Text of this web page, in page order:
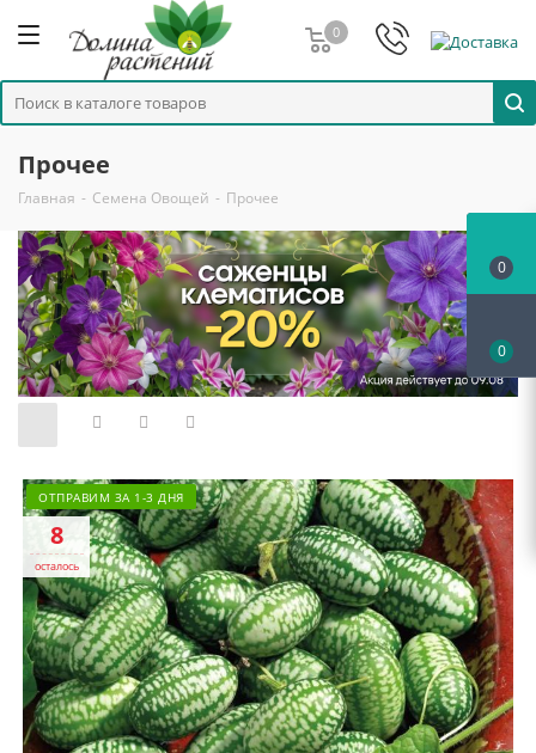
0
Прочее
Главная - Семена Овощей - Прочее
ОТПРАВИМ ЗА 1-3 ДНЯ
8
осталось
0
0